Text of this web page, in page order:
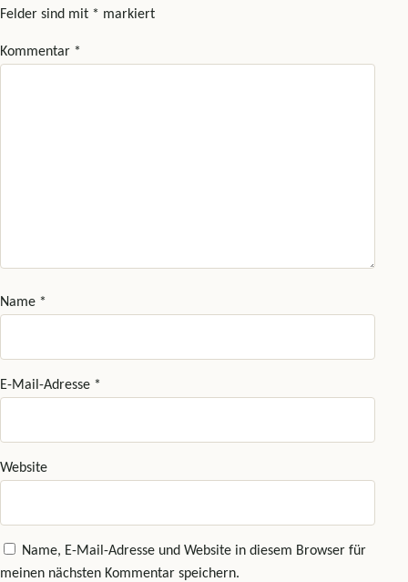
Felder sind mit * markiert
Kommentar *
Name *
E-Mail-Adresse *
Website
Name, E-Mail-Adresse und Website in diesem Browser für
meinen nächsten Kommentar speichern.